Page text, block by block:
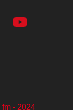
- 2024